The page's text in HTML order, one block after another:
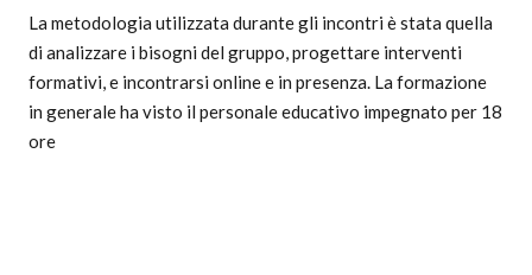
La metodologia utilizzata durante gli incontri è stata quella
di analizzare i bisogni del gruppo, progettare interventi
formativi, e incontrarsi online e in presenza. La formazione
in generale ha visto il personale educativo impegnato per 18
ore